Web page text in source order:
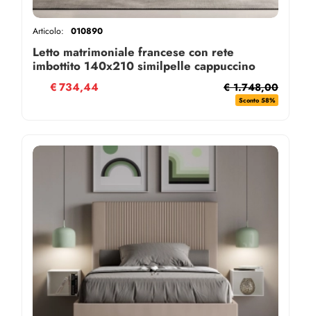
Letto matrimoniale francese con rete
imbottito 140x210 similpelle cappuccino
Goya
Articolo: 010890
€ 1.748,00
Sconto 58%
€734,44